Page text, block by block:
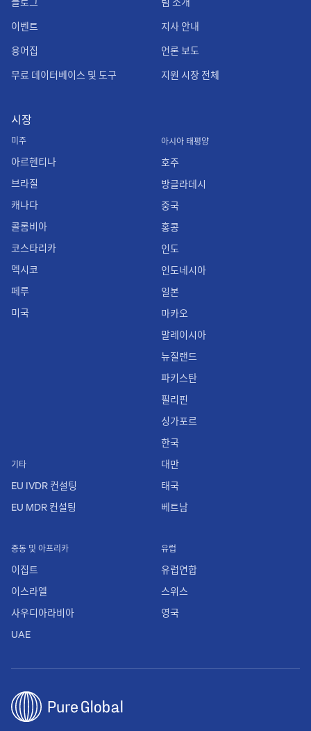
이벤트
용어집
무료 데이터베이스 및 도구
지사 안내
언론 보도
지원 시장 전체
시장
미주
아르헨티나
브라질
캐나다
콜롬비아
코스타리카
멕시코
페루
미국
기타
EU IVDR 컨설팅
EU MDR 컨설팅
유럽
유럽연합
스위스
영국
중동 및 아프리카
이집트
이스라엘
사우디아라비아
UAE
아시아 태평양
호주
방글라데시
중국
홍콩
인도
인도네시아
일본
마카오
말레이시아
뉴질랜드
파키스탄
필리핀
싱가포르
한국
대만
태국
베트남